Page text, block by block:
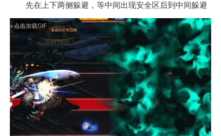
先在上下两侧躲避，等中间出现安全区后到中间躲避
点击加载GIF